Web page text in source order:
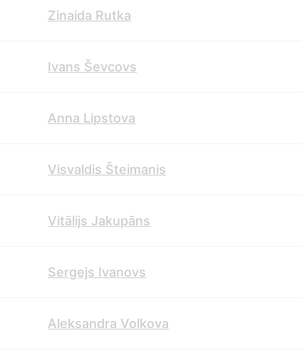
Zinaida Rutka
Ivans Ševcovs
Anna Lipstova
Visvaldis Šteimanis
Vitālijs Jakupāns
Sergejs Ivanovs
Aleksandra Volkova